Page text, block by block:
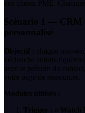
nos clients PME.
Scénario 1 — CRM
personnalisé
Objectif : chaque
déclenche
avec le prénom du
votre page de ressources.
Modules utilisés :
Trigger : « Watch